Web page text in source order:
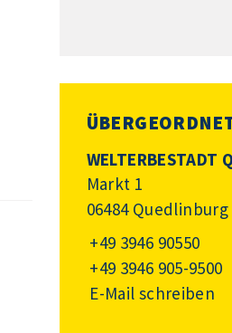
WELTERBESTADT
Markt 1
06484 Quedlinburg
+49 3946 90550
+49 3946 905-9500
E-Mail schreiben